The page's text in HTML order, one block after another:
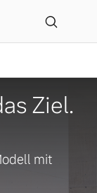
Ziel.
mit